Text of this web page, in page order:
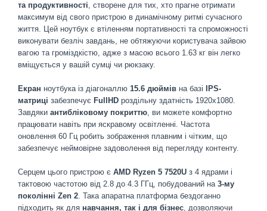
та продуктивності, створене для тих, хто прагне отримати
максимум від свого пристрою в динамічному ритмі сучасного
життя. Цей ноутбук є втіленням портативності та спроможності
виконувати безліч завдань, не обтяжуючи користувача зайвою
вагою та громіздкістю, адже з масою всього 1.63 кг він легко
вміщується у вашій сумці чи рюкзаку.
Екран ноутбука із діагоналлю 15.6 дюймів на базі
IPS-
матриці забезпечує FullHD роздільну здатність 1920х1080.
Завдяки антибліковому покриттю, ви можете комфортно
працювати навіть при яскравому освітленні. Частота
оновлення 60 Гц робить зображення плавним і чітким, що
забезпечує неймовірне задоволення від перегляду контенту.
Серцем цього пристрою є AMD Ryzen 5 7520U з 4 ядрами і
тактовою частотою від 2.8 до 4.3 ГГц, побудований на 3-му
поколінні Zen 2. Така апаратна платформа бездоганно
підходить як для навчання, так і для бізнес, дозволяючи